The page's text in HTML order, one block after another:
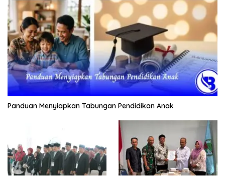
Panduan Menyiapkan Tabungan Pendidikan Anak